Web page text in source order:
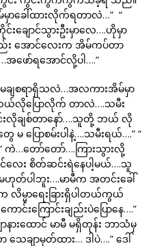
ာခေါ်ထားလိုက်ရတာလဲ…” “
ျောင်သွားဦးမှာလေ….ဟိုမှာ
း အောင်လေးက အိမ်ကပ်တာ
ဖော်ရအောင်လို့ပါ….”
မချစရာရှိသလဲ…အလကားအိမ်မှာ
လိုပြောလိုက် တာလဲ….သမီး
လိုချစ်တာနော်….သူတို့ ဘယ် လို
ပြောစမ်းပါနဲ့….သမီးရယ်….” “
ကဲ…တော်တော်….ကြားသွားလို့
င်လေး စိတ်ဆင်းရဲနေပါ့မယ်….သူ
ဟုတ်ပါဘူး….မာမီက အတင်းခေါ်
မ္မာရေးခြားရှိပါတယ်ကွယ်
ာင်းကြောင်းချည်းပဲပြောနေ….”
နားထောင် မာမီ မရှိတုန်း ဘာသံမှ
သေချာမှတ်ထား… ဒါပဲ….” ဒေါ်